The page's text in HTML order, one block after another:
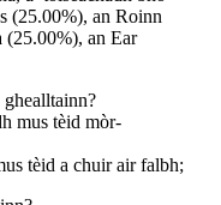
(25.00%), an Roinn
an Ear
mus tèid mòr-
tèid a chuir air falbh;